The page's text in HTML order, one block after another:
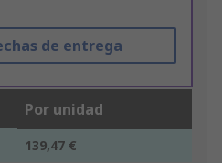
de entrega
Por unidad
139,47 €